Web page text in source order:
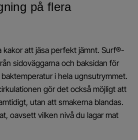
på flera
kakor att jäsa perfekt jämnt. Surf®-
sidoväggarna och baksidan för
i hela ugnsutrymmet.
gör det också möjligt att
utan att smakerna blandas.
oavsett vilken nivå du lagar mat